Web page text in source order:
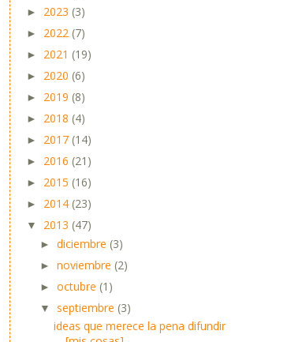
► 2023 (3)
► 2022 (7)
► 2021 (19)
► 2020 (6)
► 2019 (8)
► 2018 (4)
► 2017 (14)
► 2016 (21)
► 2015 (16)
► 2014 (23)
▼ 2013 (47)
► diciembre (3)
► noviembre (2)
► octubre (1)
▼ septiembre (3)
ideas que merece la pena difundir